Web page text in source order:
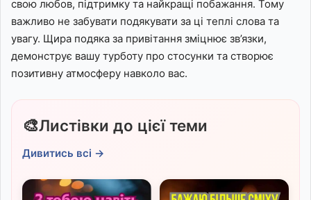
свою любов, підтримку та найкращі побажання. Тому
важливо не забувати подякувати за ці теплі слова та
увагу. Щира подяка за привітання зміцнює зв’язки,
демонструє вашу турботу про стосунки та створює
позитивну атмосферу навколо вас.
🎨Листівки до цієї теми
Дивитись всі →